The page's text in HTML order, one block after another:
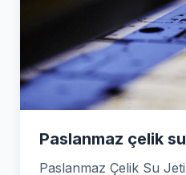
Paslanmaz çelik
Paslanmaz Çelik Su